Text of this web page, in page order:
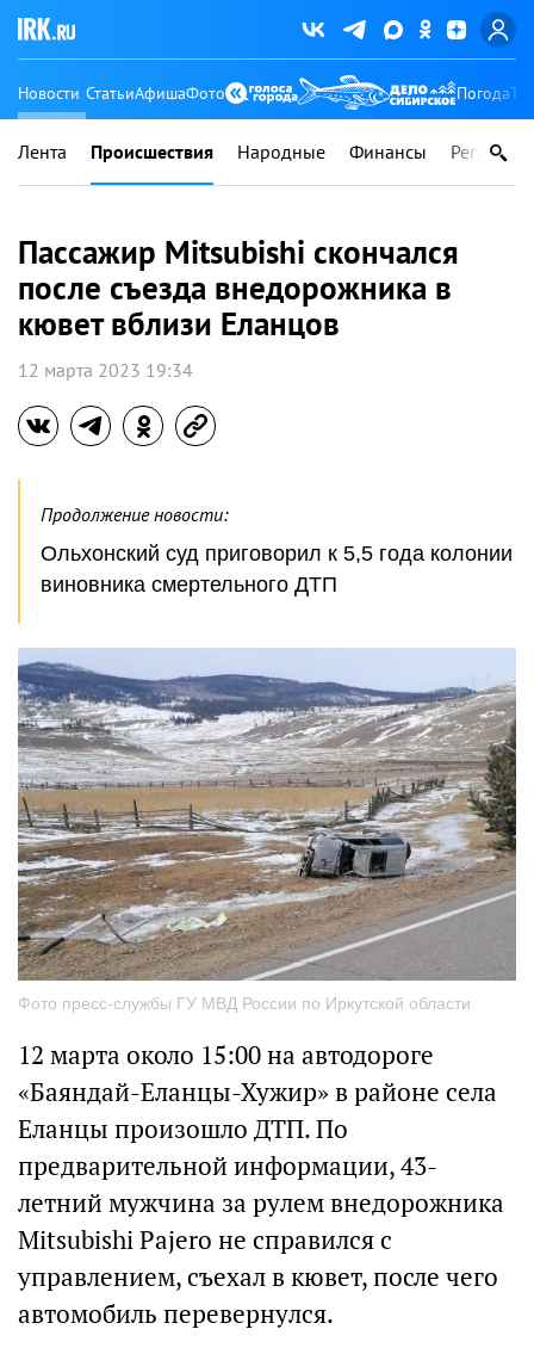
Новости СтатьиАфишаФото Погода
Лента Происшествия Народные Финансы Регионы
Пассажир Mitsubishi скончался
после съезда внедорожника в
кювет вблизи Еланцов
12 марта 2023 19:34
Продолжение новости:
Ольхонский суд приговорил к 5,5 года колонии
виновника смертельного ДТП
Фото пресс-службы ГУ МВД России по Иркутской области
12 марта около 15:00 на автодороге
«Баяндай-Еланцы-Хужир» в районе села
Еланцы произошло ДТП. По
предварительной информации, 43-
летний мужчина за рулем внедорожника
Mitsubishi Pajero не справился с
управлением, съехал в кювет, после чего
автомобиль перевернулся.